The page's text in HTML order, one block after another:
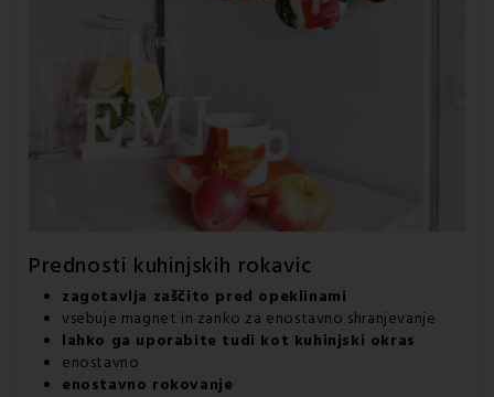
Prednosti kuhinjskih rokavic
zagotavlja zaščito pred opeklinami
vsebuje magnet in zanko za enostavno shranjevanje
lahko ga uporabite tudi kot kuhinjski okras
enostavno
enostavno rokovanje